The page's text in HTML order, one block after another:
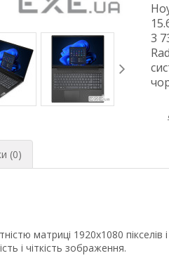
3
(0)
матриці 1920х1080 пікселів
і чіткість зображення.